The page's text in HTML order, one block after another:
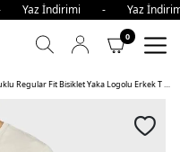
İndirimi - Yaz
0
Calvin Klein Pamuklu Regular Fit Bisiklet Yaka Logolu Erkek T Shirt PDJ